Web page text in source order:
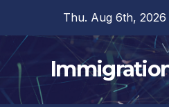
content
Thu. Aug 6th, 2026